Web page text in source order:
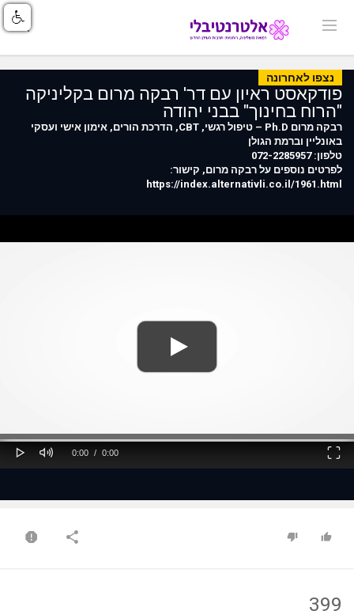
נצפו לאחרונה
פודקאסט ראיון עם דר' רבקה מרום בקליניקה
"הרוח בחינוך" בבני יהודה
רבקה מרום Ph.D – טיפול רגשי, CBT, הדרכת הורים, אימון אישי ועסקי
באונליין וברמת הגולן
טלפון: 072-2285957
לפרטים נוספים על רבקה מרום, קישור:
https://index.alternativli.co.il/1961.html
Play Mute
Current
0:00 /
Duration
0:00
Fullscreen
399